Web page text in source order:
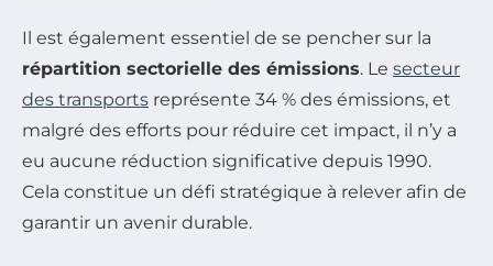
Il est également essentiel de se pencher sur la
répartition sectorielle des émissions. Le secteur
des transports représente 34 % des émissions, et
malgré des efforts pour réduire cet impact, il n’y a
eu aucune réduction significative depuis 1990.
Cela constitue un défi stratégique à relever afin de
garantir un avenir durable.